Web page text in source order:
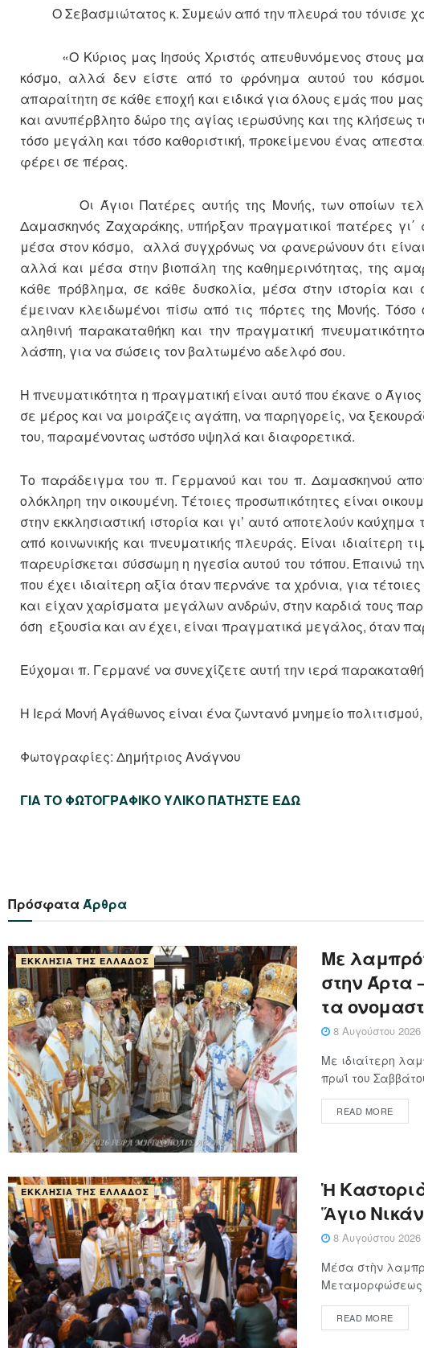
Ο Σεβασμιώτατος κ. Συμεών από την πλευρά του τόνισε
«Ο Κύριος μας Ιησούς Χριστός απευθυνόμενος στους
κόσμο, αλλά δεν είστε από το φρόνημα αυτού του
απαραίτητη σε κάθε εποχή και ειδικά για όλους εμάς που
και ανυπέρβλητο δώρο της αγίας ιερωσύνης και της κλήσεως
τόσο μεγάλη και τόσο καθοριστική, προκείμενου ένας
φέρει σε πέρας.
Οι Άγιοι Πατέρες αυτής της Μονής, των οποίων
Δαμασκηνός Ζαχαράκης, υπήρξαν πραγματικοί πατέρες
μέσα στον κόσμο, αλλά συγχρόνως να φανερώνουν ότι
αλλά και μέσα στην βιοπάλη της καθημερινότητας, της
κάθε πρόβλημα, σε κάθε δυσκολία, μέσα στην ιστορία
έμειναν κλειδωμένοι πίσω από τις πόρτες της Μονής.
αληθινή παρακαταθήκη και την πραγματική
λάσπη, για να σώσεις τον βαλτωμένο αδελφό σου.
Η πνευματικότητα η πραγματική είναι αυτό που έκανε ο
σε μέρος και να μοιράζεις αγάπη, να παρηγορείς, να
του, παραμένοντας ωστόσο υψηλά και διαφορετικά.
Το παράδειγμα του π. Γερμανού και του π. Δαμασκηνού
ολόκληρη την οικουμένη. Τέτοιες προσωπικότητες είναι
στην εκκλησιαστική ιστορία και γι’ αυτό αποτελούν
από κοινωνικής και πνευματικής πλευράς. Είναι ιδιαίτερη
παρευρίσκεται σύσσωμη η ηγεσία αυτού του τόπου. Επαινώ
που έχει ιδιαίτερη αξία όταν περνάνε τα χρόνια, για
και είχαν χαρίσματα μεγάλων ανδρών, στην καρδιά τους
όση εξουσία και αν έχει, είναι πραγματικά μεγάλος, όταν
Εύχομαι π. Γερμανέ να συνεχίζετε αυτή την ιερά
Η Ιερά Μονή Αγάθωνος είναι ένα ζωντανό μνημείο
Φωτογραφίες: Δημήτριος Ανάγνου
ΓΙΑ ΤΟ ΦΩΤΟΓΡΑΦΙΚΟ ΥΛΙΚΟ ΠΑΤΗΣΤΕ ΕΔΩ
ΠρόσφαταΆρθρα
ΕΚΚΛΗΣΊΑ ΤΗΣ ΕΛΛΆΔΟΣ
Με
στην Άρτα
τα
8 Αυγούστου 2026
Με ιδιαίτερη
πρωΐ του
READ MORE
ΕΚΚΛΗΣΊΑ ΤΗΣ ΕΛΛΆΔΟΣ
Ἡ
Ἅγιο
8 Αυγούστου 2026
Μέσα στὴν
Μεταμορφώσεως
READ MORE